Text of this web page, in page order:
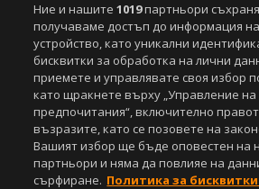
www.sportal.bg. Използването на графични и
публикувани в сайта, е строго забранено.
санкционирани с цялата строгост на закона.
СвалиБЕЗПЛАТНОТОприложение за:
Android
Powered by:
Ние и нашите1019партньори
получаваме достъп до информация
устройство, като уникални
бисквитки за обработка на лични
приемете и управлявате своя избор
като щракнете върху „Управление на
предпочитания“, включително
възразите, като се позовете на
Вашият избор ще бъде оповестен на
партньори и няма да повлияе на
сърфиране. Политика за